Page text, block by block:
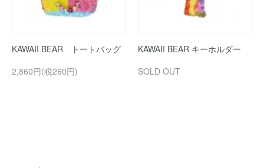
KAWAII BEAR トートバッグ
2,860円(税260円)
KAWAII BEAR キーホルダー
SOLD OUT